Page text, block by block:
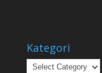
Kategori
Kategori